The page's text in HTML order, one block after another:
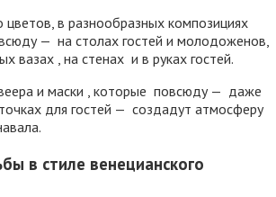
в разнообразных композициях
— на столах гостей и молодоженов,
вазах , на стенах и в руках гостей.
и маски , которые повсюду — даже
для гостей — создадут атмосферу
в стиле венецианского